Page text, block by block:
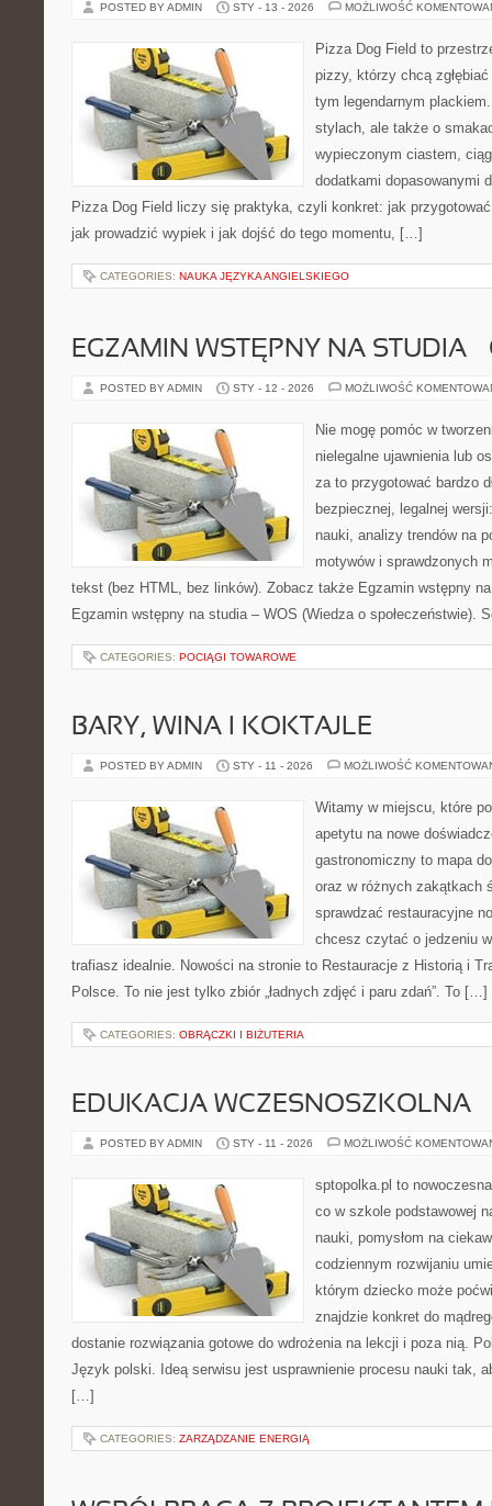
POSTED BY ADMIN STY - 13 - 2026 MOŻLIWOŚĆ
Pizza Dog Field to
pizzy, którzy chcą
tym legendarnym
stylach, ale także o
wypieczonym ciastem,
dodatkami dopasowanymi
Pizza Dog Field liczy się praktyka, czyli konkret: jak
jak prowadzić wypiek i jak dojść do tego momentu, […]
CATEGORIES: NAUKA JĘZYKA ANGIELSKIEGO
EGZAMIN WSTĘPNY NA STUDIA –
POSTED BY ADMIN STY - 12 - 2026 MOŻLIWOŚĆ
Nie mogę pomóc w
nielegalne ujawnienia lub
za to przygotować bardzo
bezpiecznej, legalnej
nauki, analizy trendów na
motywów i sprawdzonych
tekst (bez HTML, bez linków). Zobacz także Egzamin wstępny
Egzamin wstępny na studia – WOS (Wiedza o społeczeństwie).
CATEGORIES: POCIĄGI TOWAROWE
BARY, WINA I KOKTAJLE
POSTED BY ADMIN STY - 11 - 2026 MOŻLIWOŚĆ
Witamy w miejscu, które
apetytu na nowe
gastronomiczny to mapa
oraz w różnych zakątkach
sprawdzać restauracyjne
chcesz czytać o jedzeniu
trafiasz idealnie. Nowości na stronie to Restauracje z Historią i
Polsce. To nie jest tylko zbiór „ładnych zdjęć i paru zdań”. To […]
CATEGORIES: OBRĄCZKI I BIŻUTERIA
EDUKACJA WCZESNOSZKOLNA
POSTED BY ADMIN STY - 11 - 2026 MOŻLIWOŚĆ
sptopolka.pl to
co w szkole podstawowej
nauki, pomysłom na
codziennym rozwijaniu
którym dziecko może
znajdzie konkret do
dostanie rozwiązania gotowe do wdrożenia na lekcji i poza nią.
Język polski. Ideą serwisu jest usprawnienie procesu nauki tak,
[…]
CATEGORIES: ZARZĄDZANIE ENERGIĄ